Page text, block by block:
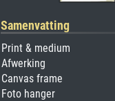
Samenvatting
Print & medium
Afwerking
Canvas frame
Foto hanger